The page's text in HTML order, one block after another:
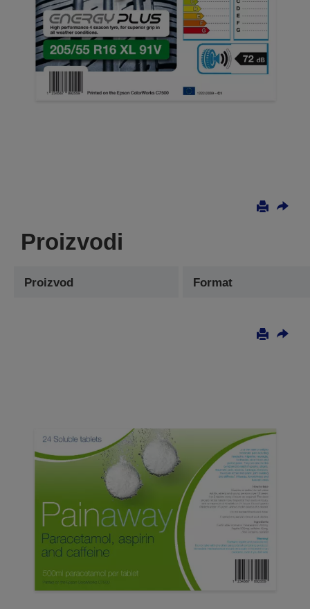
Proizvodi
Proizvod Format